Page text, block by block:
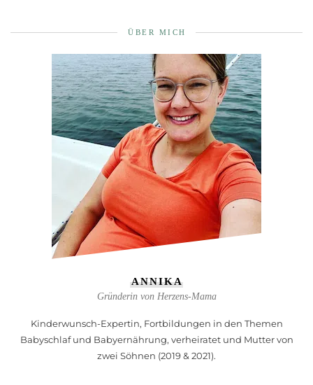
ÜBER MICH
ANNIKA
Gründerin von Herzens-Mama
Kinderwunsch-Expertin, Fortbildungen in den Themen
Babyschlaf und Babyernährung, verheiratet und Mutter von
zwei Söhnen (2019 & 2021).